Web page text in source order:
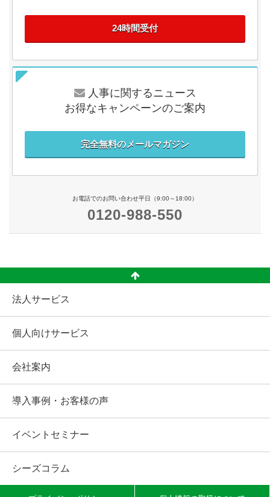
24時間受付
人事に関するニュース
お得なキャンペーンのご案内
完全無料のメールマガジン
お電話でのお問い合わせ平日（9:00～18:00）
0120-988-550
法人サービス
個人向けサービス
会社案内
導入事例・お客様の声
イベントセミナー
シーズコラム